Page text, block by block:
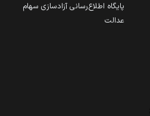
پایگاه اطلاع‌رسانی آزادسازی سهام
عدالت